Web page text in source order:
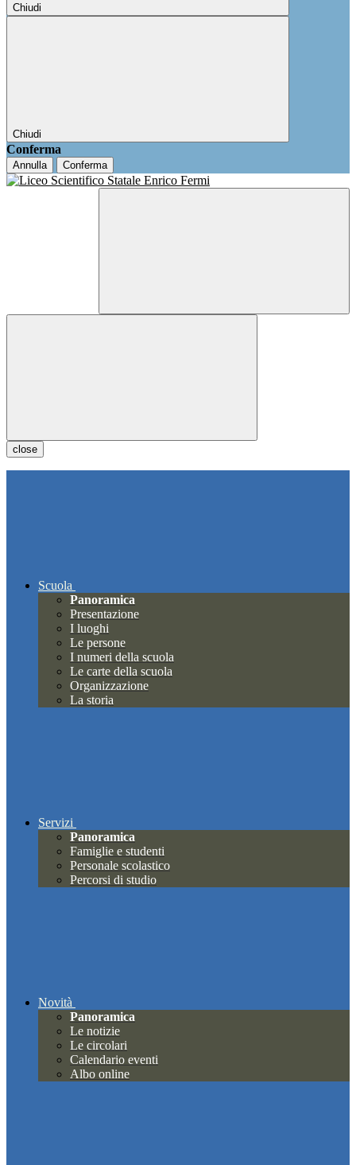
Chiudi
Chiudi
Conferma
Annulla Conferma
close
Scuola
Panoramica
Presentazione
I luoghi
Le persone
I numeri della scuola
Le carte della scuola
Organizzazione
La storia
Servizi
Panoramica
Famiglie e studenti
Personale scolastico
Percorsi di studio
Novità
Panoramica
Le notizie
Le circolari
Calendario eventi
Albo online